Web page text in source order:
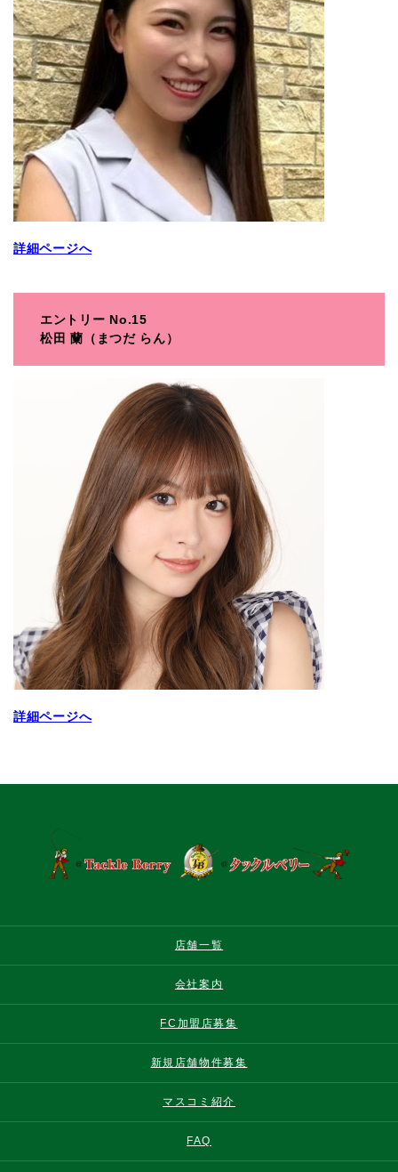
詳細ページへ
エントリー No.15
松田 蘭（まつだ らん）
詳細ページへ
店舗一覧
会社案内
FC加盟店募集
新規店舗物件募集
マスコミ紹介
FAQ